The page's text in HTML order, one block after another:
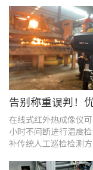
在线式红外热成像仪
小时不间断进行温度
补传统人工巡检检测